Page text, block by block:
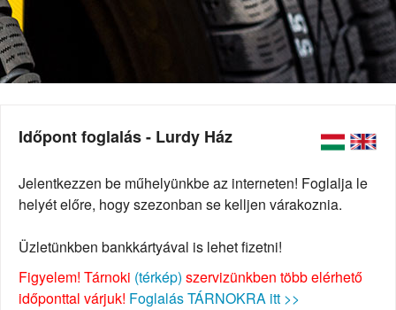
Időpont foglalás - Lurdy Ház
Jelentkezzen be műhelyünkbe az interneten! Foglalja le
helyét előre, hogy szezonban se kelljen várakoznia.
Üzletünkben bankkártyával is lehet fizetni!
Figyelem! Tárnoki (térkép) szervizünkben több elérhető
időponttal várjuk! Foglalás TÁRNOKRA itt >>